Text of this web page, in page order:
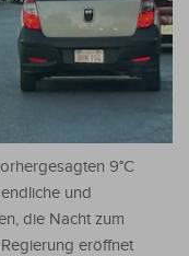
9°C
und
die Nacht zum
eröffnet